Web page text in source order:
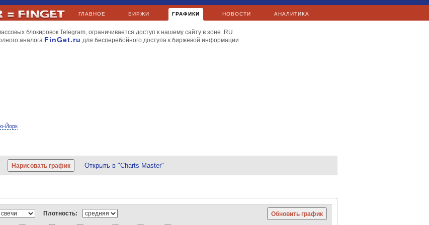
ГЛАВНОЕ БИРЖИ ГРАФИКИ НОВОСТИ АНАЛИТИКА
блокировок Telegram, ограничивается доступ к нашему сайту в зоне .RU
аналога FinGet.ru для бесперебойного доступа к биржевой информации
Йорк
Открыть в "Charts Master"
Киви ЛУКойл Мечел МТС НорНикель РусГидро Сбербанк Сургутнефтегаз
Яндекс
МегаФон НорНикель Роснефть Ростелеком
Mail.Ru
Nikkei 225
Плотность: